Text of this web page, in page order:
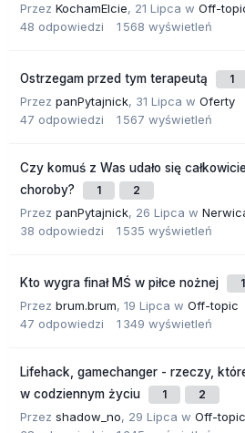
Przez KochamElcie, 21 Lipca w Off-
48 odpowiedzi 1 568 wyświetleń
Ostrzegam przed tym terapeutą 1
Przez panPytajnick, 31 Lipca w Oferty
47 odpowiedzi 1 567 wyświetleń
Czy komuś z Was udało się
choroby?
1 2
Przez panPytajnick, 26 Lipca w
38 odpowiedzi 1 535 wyświetleń
Kto wygra finał MŚ w piłce nożnej 1
Przez brum.brum, 19 Lipca w Off-topic
47 odpowiedzi 1 349 wyświetleń
Lifehack, gamechanger - rzeczy,
w codziennym życiu
1 2
Przez shadow_no, 29 Lipca w Off-topic